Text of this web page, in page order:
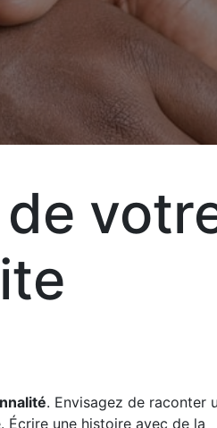
. Envisagez de raconter
Écrire une histoire avec de la